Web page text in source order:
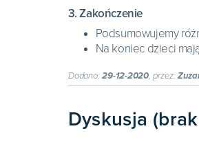
3. Zakończenie
Podsumowujemy
Na koniec dzieci
Dodano:29-12-2020, przez:
Dyskusja